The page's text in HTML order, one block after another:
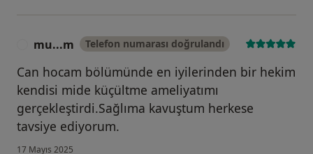
mu...m Telefon numarası doğrulandı
Can hocam bölümünde en iyilerinden bir hekim
kendisi mide küçültme ameliyatımı
gerçekleştirdi.Sağlıma kavuştum herkese
tavsiye ediyorum.
17 Mayıs 2025